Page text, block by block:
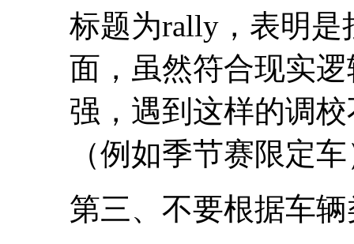
标题为rally，表明
面，虽然符合现实
强，遇到这样的调
（例如季节赛限定
第三、不要根据车